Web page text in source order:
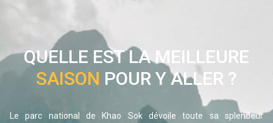
raconte une histoire millénaire. Cette immersion vous offre
un contact privilégié avec la nature, loin du bruit et de la vie
citadine, parfait pour les amateurs de trek et de
Exploration en canoë
QUELLE EST LA MEILLEURE
SAISON POUR Y ALLER ?
Le parc national de Khao Sok dévoile toute sa splendeur